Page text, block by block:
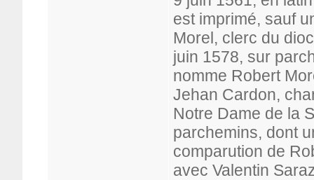
est imprimé, sauf
Morel, clerc du
juin 1578, sur
nomme Robert
Jehan Cardon,
Notre Dame de la
parchemins, dont
comparution de
avec Valentin